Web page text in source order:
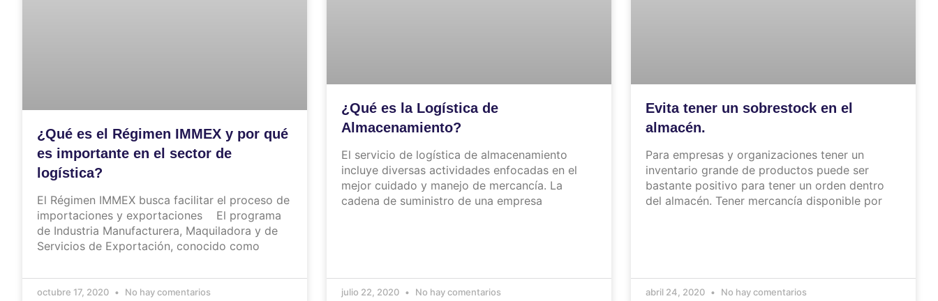
¿Qué es el Régimen IMMEX y por qué
es importante en el sector de
logística?
El Régimen IMMEX busca facilitar el proceso de
importaciones y exportaciones El programa
de Industria Manufacturera, Maquiladora y de
Servicios de Exportación, conocido como
octubre 17, 2020 No hay comentarios
¿Qué es la Logística de
Almacenamiento?
El servicio de logística de almacenamiento
incluye diversas actividades enfocadas en el
mejor cuidado y manejo de mercancía. La
cadena de suministro de una empresa
julio 22, 2020 No hay comentarios
Evita tener un sobrestock en el
almacén.
Para empresas y organizaciones tener un
inventario grande de productos puede ser
bastante positivo para tener un orden dentro
del almacén. Tener mercancía disponible por
abril 24, 2020 No hay comentarios